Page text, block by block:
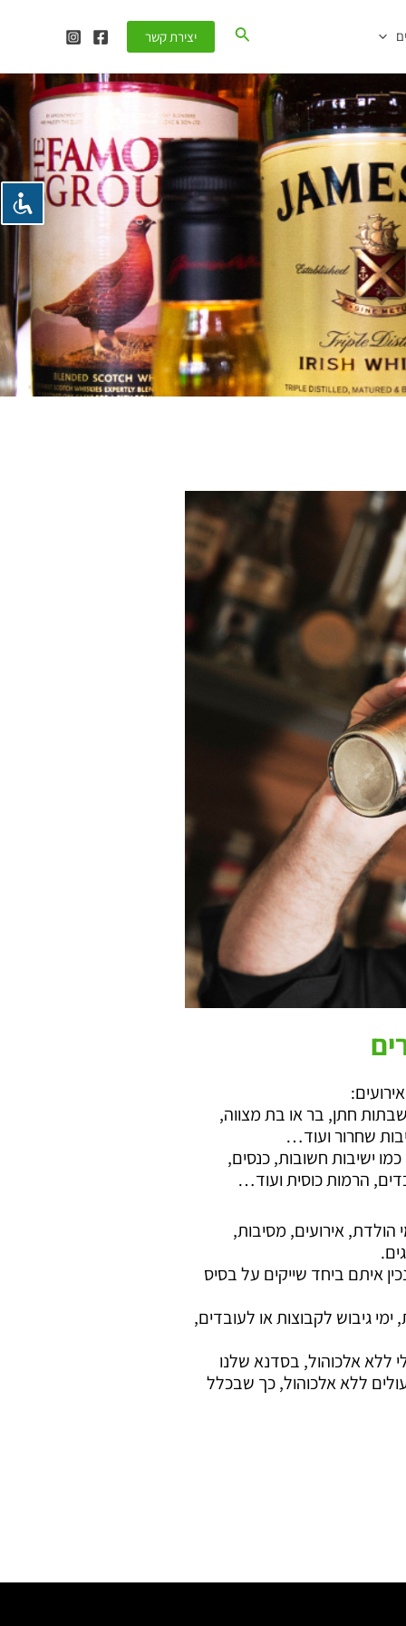
חיפוש יצירת קשר
שבתות חתן, בר או בת מצווה,
שחרור ועוד…
ישיבות חשובות, כנסים,
הרמות כוסית ועוד…
הולדת, אירועים, מסיבות,
איתם ביחד שייקים על בסיס
גיבוש לקבוצות או לעובדים,
ללא אלכוהול, בסדנא שלנו
ללא אלכוהול, כך שבכלל